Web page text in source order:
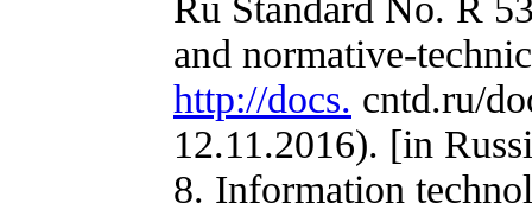
Ru Standard No. R
and normative-
http://docs. cntd.ru/
12.11.2016). [in
8. Information